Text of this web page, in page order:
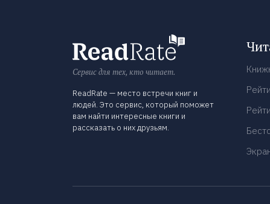
Сервис для тех, кто читает.
ReadRate — место встречи книг и
людей. Это сервис, который поможет
вам найти интересные книги и
рассказать о них друзьям.